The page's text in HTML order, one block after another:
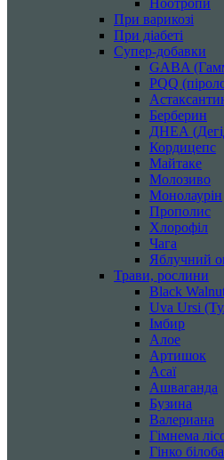
При варикозі
При діабеті
Супер-добавки
GABA
PQQ
Берберин
ДНЕА
Кордицепс
Майтаке
Молозиво
Монолаурін
Прополис
Хлорофіл
Чага
Яблучний
Трави, рослини
Black
Uva Ursi
Імбир
Алое
Артишок
Асаї
Ашваганда
Бузина
Валериана
Гімнема
Гінко білоба